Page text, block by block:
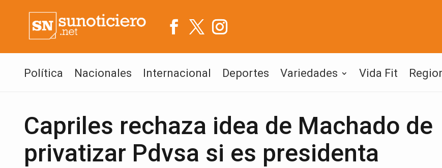
Política Nacionales Internacional Deportes Variedades Vida Fit
Capriles rechaza idea de Machado de
privatizar Pdvsa si es presidenta